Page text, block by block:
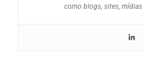
como blogs, sites, mídias